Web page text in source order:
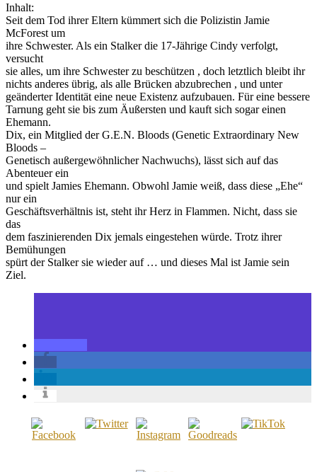
Inhalt:
Seit dem Tod ihrer Eltern kümmert sich die Polizistin Jamie
McForest um
ihre Schwester. Als ein Stalker die 17-Jährige Cindy verfolgt,
versucht
sie alles, um ihre Schwester zu beschützen , doch letztlich bleibt ihr
nichts anderes übrig, als alle Brücken abzubrechen , und unter
geänderter Identität eine neue Existenz aufzubauen. Für eine bessere
Tarnung geht sie bis zum Äußersten und kauft sich sogar einen
Ehemann.
Dix, ein Mitglied der G.E.N. Bloods (Genetic Extraordinary New
Bloods –
Genetisch außergewöhnlicher Nachwuchs), lässt sich auf das
Abenteuer ein
und spielt Jamies Ehemann. Obwohl Jamie weiß, dass diese „Ehe“
nur ein
Geschäftsverhältnis ist, steht ihr Herz in Flammen. Nicht, dass sie
das
dem faszinierenden Dix jemals eingestehen würde. Trotz ihrer
Bemühungen
spürt der Stalker sie wieder auf … und dieses Mal ist Jamie sein
Ziel.